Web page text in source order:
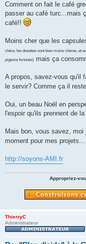
s
a
g
e
o
n
l
Comment on fait le café
passer au café turc...mais
café!!
Moins cher que les
chère, les dosettes sont bien moins chères, et
pigeons fortunés) mais ça
A propos, savez-vous qu'il
le servir? Comme ça il
Oui, un beau Noël en
l'espoir qu'ils prennent de
Mais bon, vous savez, moi
moment pour mes
http://soyons-AMI.fr
Appropriez-
ThierryC
Administrateur